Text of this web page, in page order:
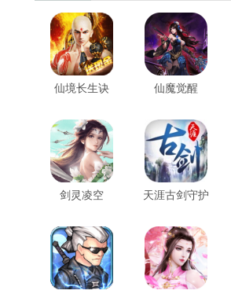
仙境长生诀 仙魔觉醒
剑灵凌空 天涯古剑守护